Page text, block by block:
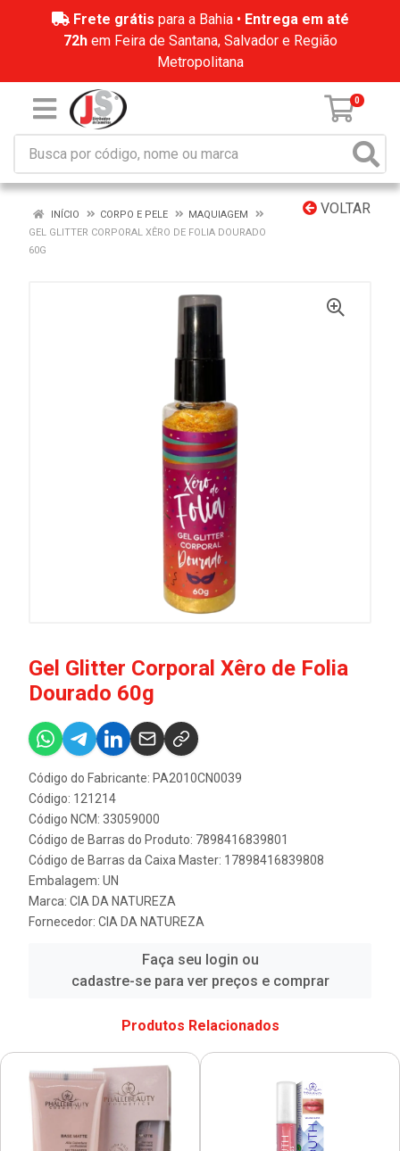
Frete grátis para a Bahia • Entrega em até
72hem Feira de Santana, Salvador e Região
Metropolitana
0
VOLTAR
INÍCIO CORPO E PELE
MAQUIAGEM
GEL GLITTER CORPORAL XÊRO DE FOLIA DOURADO
60G
Gel Glitter Corporal Xêro de Folia
Dourado 60g
Código do Fabricante: PA2010CN0039
Código: 121214
Código NCM: 33059000
Código de Barras do Produto: 7898416839801
Código de Barras da Caixa Master: 17898416839808
Embalagem: UN
Marca: CIA DA NATUREZA
Fornecedor: CIA DA NATUREZA
Faça seu login ou
cadastre-se para ver preços e comprar
Produtos Relacionados